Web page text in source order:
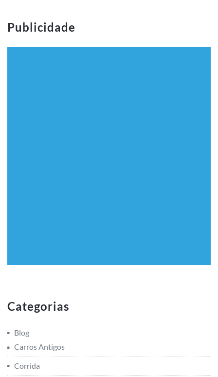
Publicidade
Categorias
Blog
Carros Antigos
Corrida